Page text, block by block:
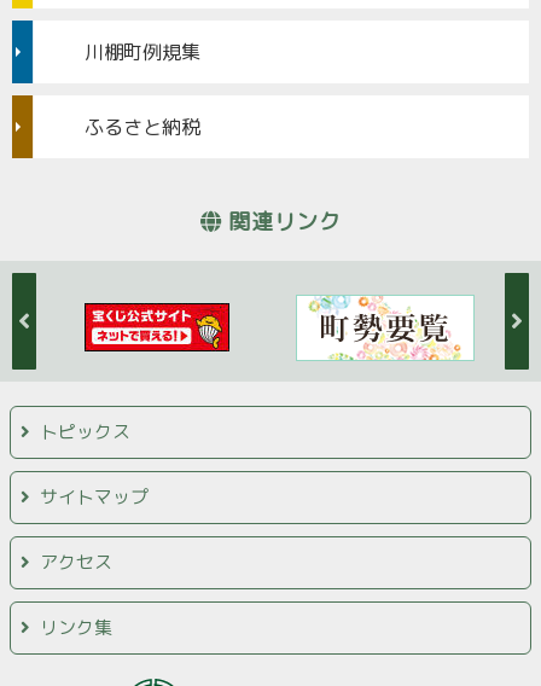
川棚町例規集
ふるさと納税
関連リンク
トピックス
サイトマップ
アクセス
リンク集